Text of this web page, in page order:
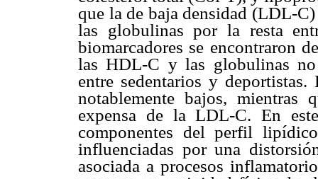
que la de baja densidad (LDL-
las globulinas por la resta
biomarcadores se encontraron
las HDL-C y las globulinas no
entre sedentarios y
notablemente bajos,
expensa de la LDL-C. En
componentes del perfil
influenciadas por una
asociada a procesos